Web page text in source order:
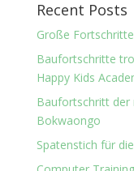
Recent Posts
Große
Baufortschritte
Happy Kids
Baufortschritt der
Bokwaongo
Spatenstich für